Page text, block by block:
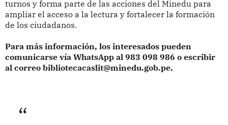
turnos y forma parte de las acciones del Minedu para
ampliar el acceso a la lectura y fortalecer la formación
de los ciudadanos.
Para más información, los interesados pueden
comunicarse vía WhatsApp al 983 098 986 o escribir
al correo bibliotecacaslit@minedu.gob.pe.